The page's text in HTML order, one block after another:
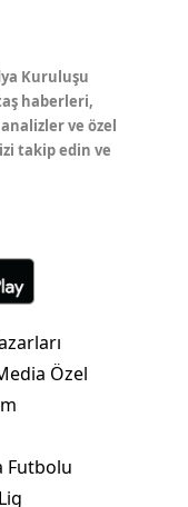
Kuruluşu
haberleri,
ve özel
takip edin ve
Özel
Futbolu